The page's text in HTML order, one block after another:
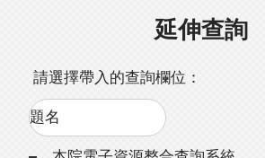
延伸查詢
請選擇帶入的查詢欄位：